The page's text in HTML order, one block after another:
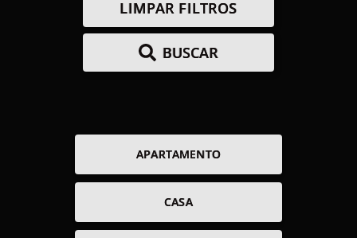
LIMPAR FILTROS
BUSCAR
APARTAMENTO
CASA